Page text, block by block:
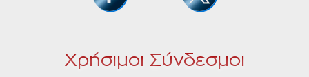
Χρήσιμοι Σύνδεσμοι